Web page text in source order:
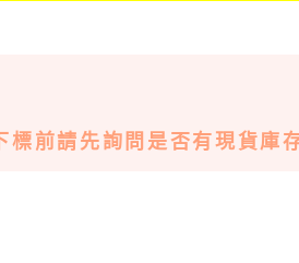
標前請先詢問是否有現貨庫